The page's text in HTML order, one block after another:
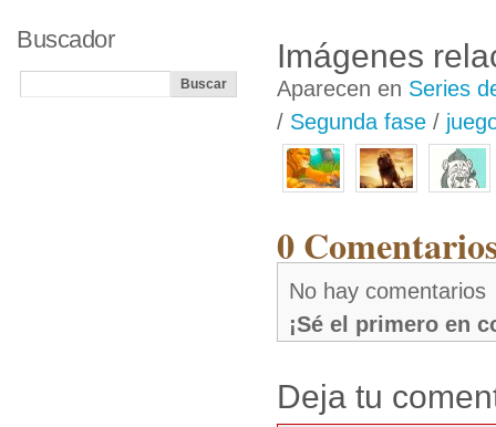
Imágenes
Aparecen en Series
/ Segunda fase /
0
No hay comentarios
¡Sé el primero en
Deja tu
Buscador